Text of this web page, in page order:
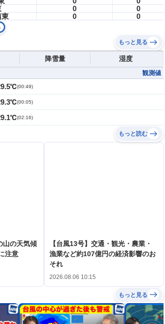
0
0
0 0
もっと見る
降雪量 湿度
観測値
(00:49)
(00:05)
(02:16)
もっと読む
山の天気傾
注意
【台風13号】交通・観光・農業・
漁業など約107億円の経済影響のお
それ
2026.08.06 10:15
もっと見る